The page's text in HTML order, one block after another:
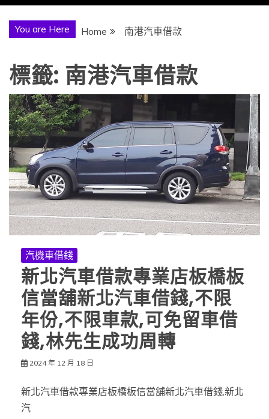
You are Here Home 南港汽車借款
標籤: 南港汽車借款
汽機車借錢
新北汽車借款專業店板橋板
信當舖新北汽車借錢,不限
年份,不限車款,可免留車借
錢,林先生成功周轉
2024 年 12 月 18 日
新北汽車借款專業店板橋板信當舖新北汽車借錢,新北
汽